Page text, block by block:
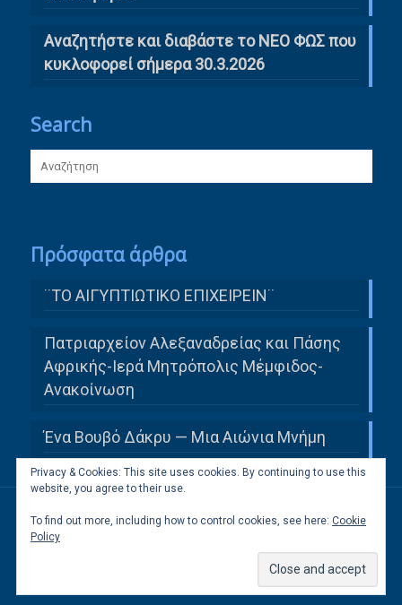
Αναζητήστε και διαβάστε το ΝΕΟ ΦΩΣ που
κυκλοφορεί σήμερα 30.3.2026
Search
Πρόσφατα άρθρα
¨ΤΟ ΑΙΓΥΠΤΙΩΤΙΚΟ ΕΠΙΧΕΙΡΕΙΝ¨
Πατριαρχείον Αλεξαναδρείας και Πάσης
Αφρικής-Ιερά Μητρόπολις Μέμφιδος-
Ανακοίνωση
Ένα Βουβό Δάκρυ — Μια Αιώνια Μνήμη
All Rights Reserved to Ελληνική Κοινότητα
Privacy & Cookies: This site uses cookies. By continuing to use this
website, you agree to their use.
To find out more, including how to control cookies, see here: Cookie
Policy